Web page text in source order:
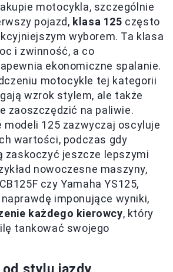
motocykla, szczególnie
pojazd, klasa 125 często
wyborem. Ta klasa
i zwinność, a co
ekonomiczne spalanie.
motocykle tej kategorii
wzrok stylem, ale także
zaoszczędzić na paliwie.
modeli 125 zazwyczaj oscyluje
wartości, podczas gdy
zaskoczyć jeszcze lepszymi
nowoczesne maszyny,
czy Yamaha YS125,
imponujące wyniki,
każdego kierowcy, który
tankować swojego